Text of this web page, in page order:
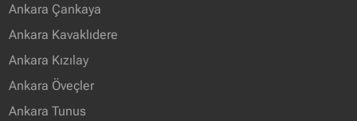
Ankara Çankaya
Ankara Kavaklıdere
Ankara Kızılay
Ankara Öveçler
Ankara Tunus